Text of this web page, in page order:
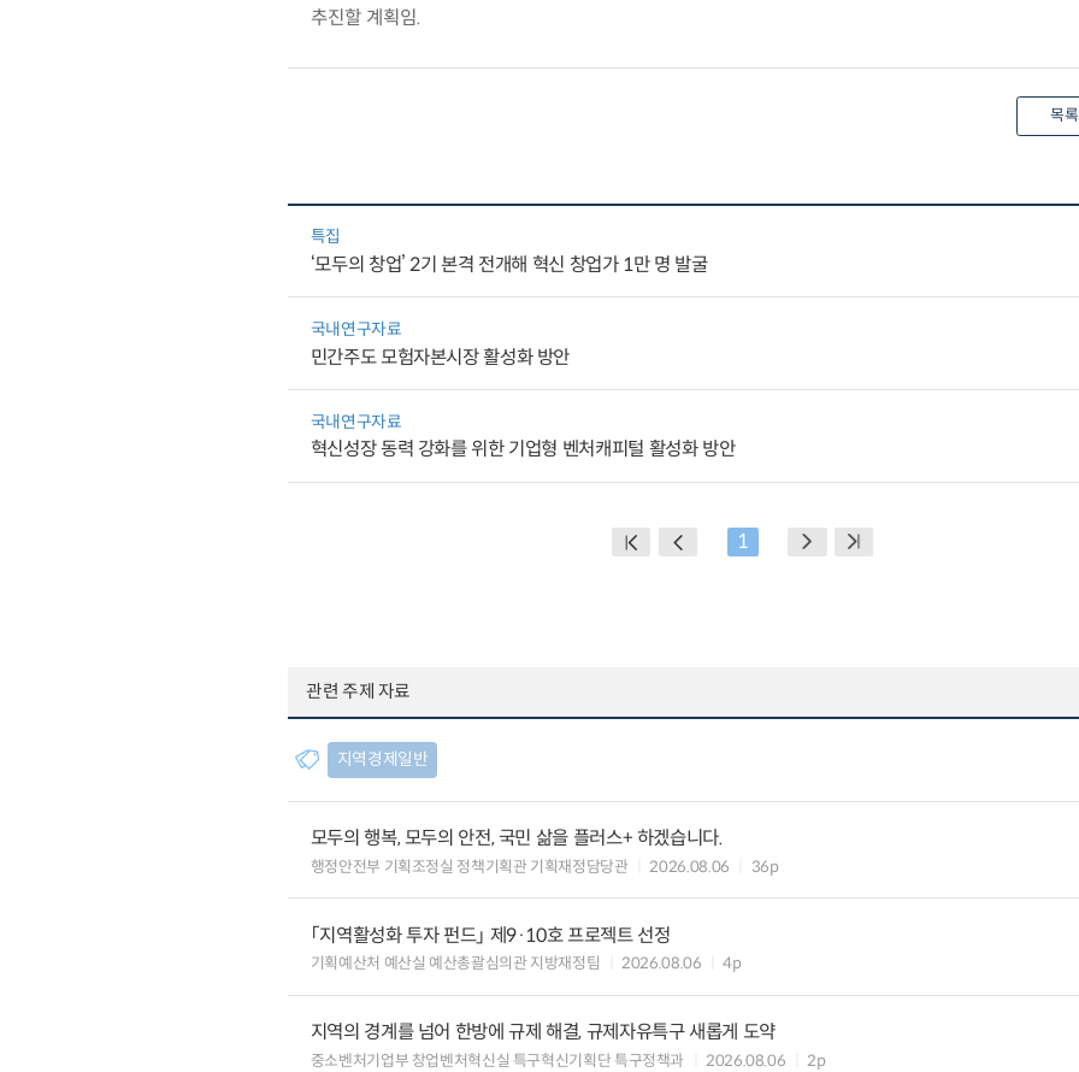
추진할 계획임.
목록
특집
‘모두의 창업’ 2기 본격 전개해 혁신 창업가 1만 명 발굴
국내연구자료
민간주도 모험자본시장 활성화 방안
국내연구자료
혁신성장 동력 강화를 위한 기업형 벤처캐피털 활성화 방안
1
관련 주제 자료
지역경제일반
모두의 행복, 모두의 안전, 국민 삶을 플러스+ 하겠습니다.
행정안전부 기획조정실 정책기획관 기획재정담당관 2026.08.06 36p
「지역활성화 투자 펀드」 제9·10호 프로젝트 선정
기획예산처 예산실 예산총괄심의관 지방재정팀 2026.08.06 4p
지역의 경계를 넘어 한방에 규제 해결, 규제자유특구 새롭게 도약
중소벤처기업부 창업벤처혁신실 특구혁신기획단 특구정책과 2026.08.06 2p